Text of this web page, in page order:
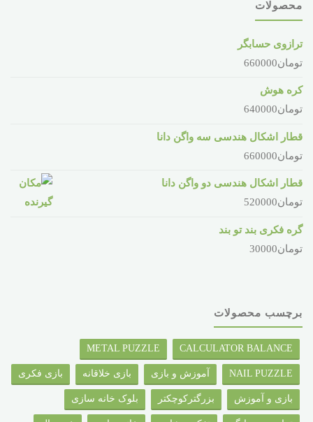
محصولات
ترازوی حسابگر
تومان660000
کره هوش
تومان640000
قطار اشکال هندسی سه واگن دانا
تومان660000
قطار اشکال هندسی دو واگن دانا
تومان520000
گره فکری بند تو بند
تومان30000
برچسب محصولات
CALCULATOR BALANCE
METAL PUZZLE
NAIL PUZZLE آموزش و بازی بازی خلاقانه بازی فکری
بازی و آموزش بزرگترکوچکتر بلوک خانه سازی